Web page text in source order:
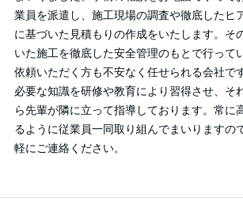
業員を派遣し、施工現場の調査や徹底したヒ
に基づいた見積もりの作成をいたします。そ
いた施工を徹底した安全管理のもとで行って
依頼いただく方も不安なく任せられる会社です
必要な知識を研修や教育により習得させ、そ
ら先輩が隣に立って指導しております。常に
るように従業員一同取り組んでまいりますの
軽にご連絡ください。